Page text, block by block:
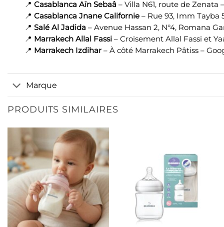
📍 Casablanca Aïn Sebaâ – Villa N61, route de Zenata
📍 Casablanca Jnane Californie– Rue 93, Imm Tayba
📍 Salé Al Jadida – Avenue Hassan 2, N°4, Romana
📍 Marrakech Allal Fassi– Croisement Allal Fassi et
📍 Marrakech Izdihar– À côté Marrakech Pâtiss –
Marque
PRODUITS SIMILAIRES